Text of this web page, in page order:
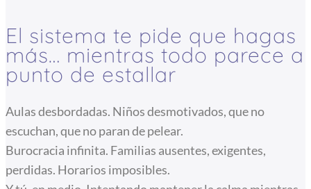
El sistema te pide que hagas
más… mientras todo parece a
punto de estallar
Aulas desbordadas. Niños desmotivados, que no
escuchan, que no paran de pelear.
Burocracia infinita. Familias ausentes, exigentes,
perdidas. Horarios imposibles.